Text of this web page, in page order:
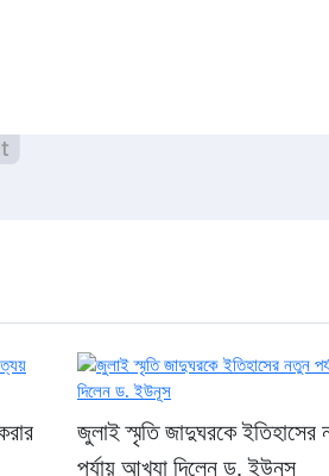
জুলাই স্মৃতি জাদুঘরকে ইতিহাসের
পর্যায় আখ্যা দিলেন ড. ইউনূস